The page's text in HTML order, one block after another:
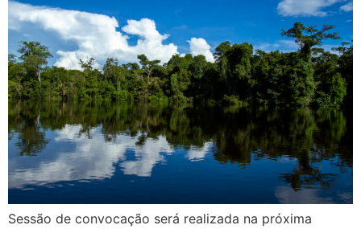
Sessão de convocação será realizada na próxima